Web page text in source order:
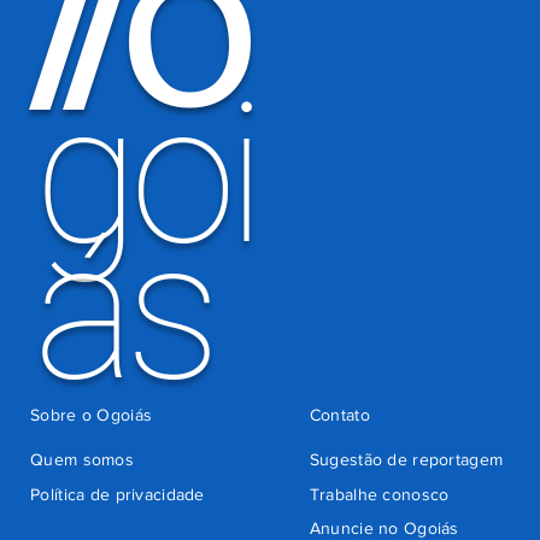
por
cobrança
indevida do
Detran-GO
há 6 dias
goi
ás
Quem somos
Sugestão de reportagem
Trabalhe conosco
Política de privacidade
Anuncie no Ogoiás
Contato
Sobre o Ogoiás